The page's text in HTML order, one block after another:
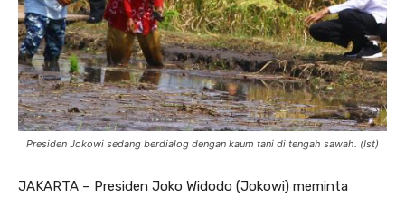
Presiden Jokowi sedang berdialog dengan kaum tani di tengah sawah. (Ist)
JAKARTA – Presiden Joko Widodo (Jokowi) meminta